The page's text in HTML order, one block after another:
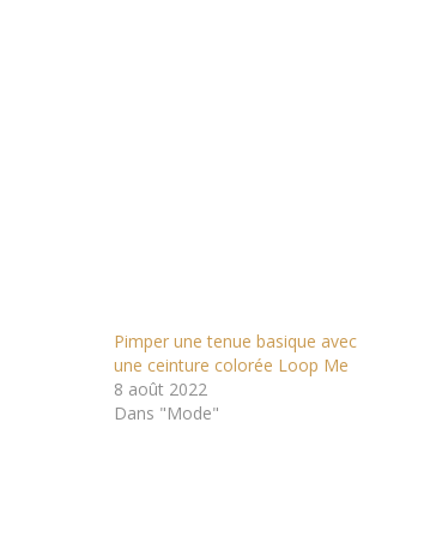
Pimper une tenue basique avec
une ceinture colorée Loop Me
8 août 2022
Dans "Mode"